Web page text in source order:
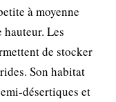
à moyenne
Les
de stocker
Son habitat
désertiques et